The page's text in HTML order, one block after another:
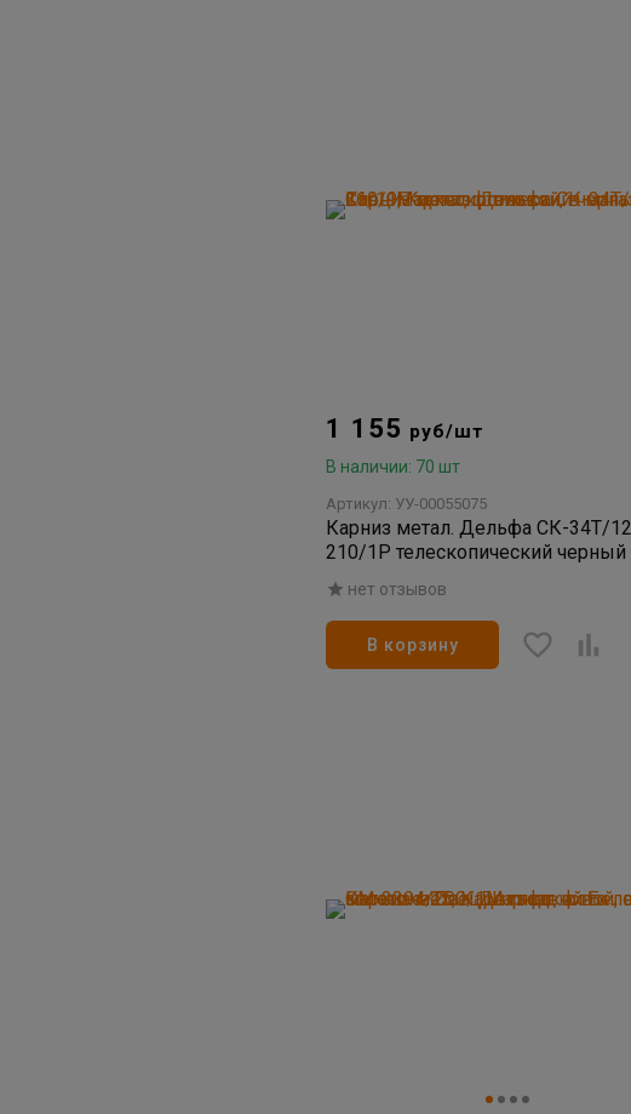
1 155 руб/шт
В наличии: 70 шт
Артикул: УУ-00055075
Карниз метал. Дельфа СК-34Т/
210/1Р телескопический черный
16/19
нет отзывов
В корзину